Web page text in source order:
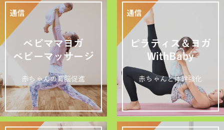
ベビママヨガ
ベビーマッサージ
赤ちゃんの育脳促進
ピラティス＆ヨガ
WithBaby
赤ちゃんと体幹強化